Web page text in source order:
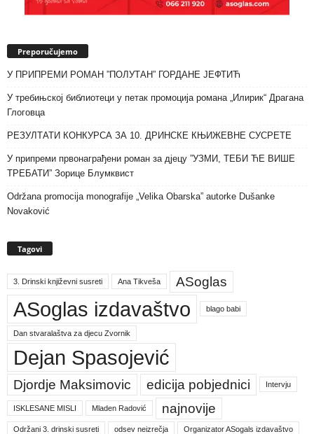
Preporučujemo
У ПРИПРЕМИ РОМАН ”ПОЛУТАН” ГОРДАНЕ ЈЕФТИЋ
У требињској библиотеци у петак промоција романа „Илирик“ Драгана
Глоговца
РЕЗУЛТАТИ КОНКУРСА ЗА 10. ДРИНСКЕ КЊИЖЕВНЕ СУСРЕТЕ
У припреми првонаграђени роман за дјецу ”УЗМИ, ТЕБИ ЋЕ ВИШЕ
ТРЕБАТИ” Зорице Блумквист
Održana promocija monografije „Velika Obarska” autorke Dušanke
Novaković
Tagovi
3. Drinski književni susreti Ana Tikveša ASoglas
ASoglas izdavaštvo blago babi
Dan stvaralaštva za djecu Zvornik
Dejan Spasojević
Djordje Maksimovic edicija pobjednici Intervju
ISKLESANE MISLI Mladen Radović najnovije
Održani 3. drinski susreti odsev neizrečja Organizator ASogals izdavaštvo